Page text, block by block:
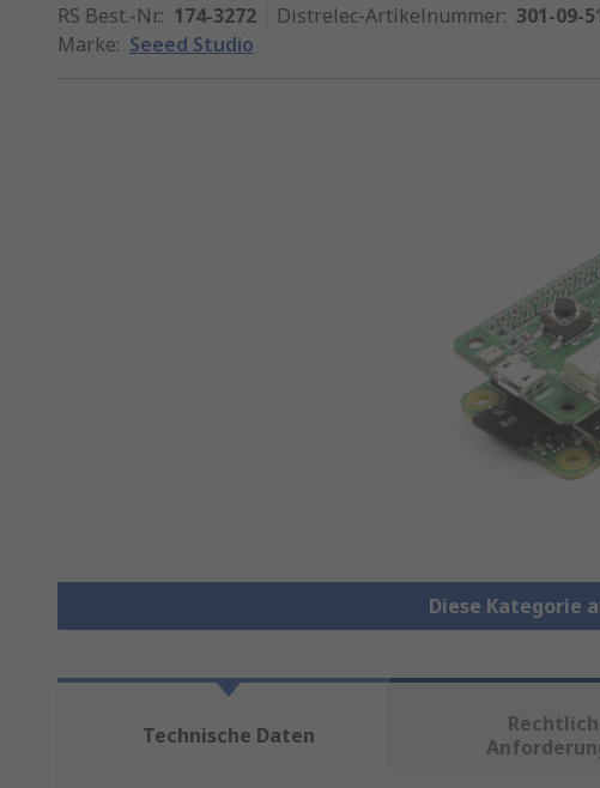
RS Best.-Nr.: 174-3272 Distrelec-Artikelnummer: 301-09-
Marke: Seeed Studio
Diese Kategorie
Technische Daten